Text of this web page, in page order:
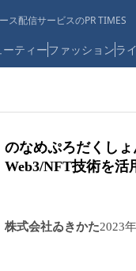
ス配信サービスのPR TIMES
ーティーファッションラ
のなめぷろだくし
Web3/NFT技術を活
株式会社ゐきかた2023